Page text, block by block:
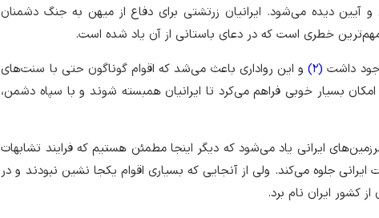
آیین دیده می‌شود. ایرانیان زرتشتی برای دفاع از میهن به جنگ دشمنان
خطری است که در دعای باستانی از آن یاد شده است.
داشت (2) و این رواداری باعث می‌شد که اقوام گوناگون حتی با سنت‌های
بسیار خوبی فراهم می‌کرد تا ایرانیان همبسته شوند و با سپاه دشمن،
ایرانی یاد می‌شود که دیگر اینجا مطمئن هستیم که فرایند تشابهات
جلوه می‌کند. ولی از آنجایی که بسیاری اقوام یکجا نشین نبودند و در
کشور ایران نام برد.